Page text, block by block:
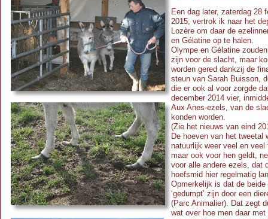
Een dag later, zaterdag 28
2015, vertrok ik naar het
Lozère om daar de
en Gélatine op te halen.
Olympe en Gélatine
zijn voor de slacht, maar
worden gered dankzij de
steun van Sarah Buisson,
die er ook al voor zorgde
december 2014 vier,
Aux Anes-ezels, van de
konden worden.
(Zie het nieuws van eind
De hoeven van het tweetal
natuurlijk weer veel en veel
maar ook voor hen geldt,
voor alle andere ezels, dat
hoefsmid hier regelmatig
Opmerkelijk is dat de beide
‘gedumpt’ zijn door een
(Parc Animalier). Dat zegt
wat over hoe men daar met